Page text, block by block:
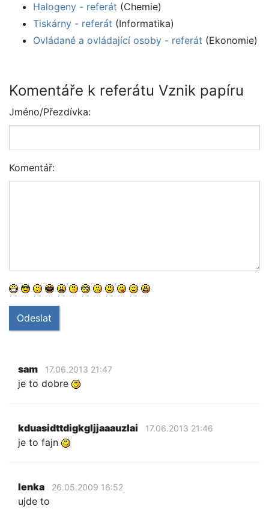
Halogeny - referát (Chemie)
Tiskárny - referát (Informatika)
Ovládané a ovládající osoby - referát (Ekonomie)
Komentáře k referátu Vznik papíru
Jméno/Přezdívka:
Komentář:
Odeslat
sam 17.06.2013 21:47
je to dobre
kduasidttdigkgljjaaauzlai 17.06.2013 21:46
je to fajn
lenka 26.05.2009 16:52
ujde to